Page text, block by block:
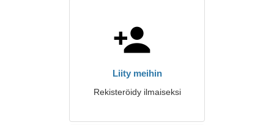
Liity meihin
Rekisteröidy ilmaiseksi